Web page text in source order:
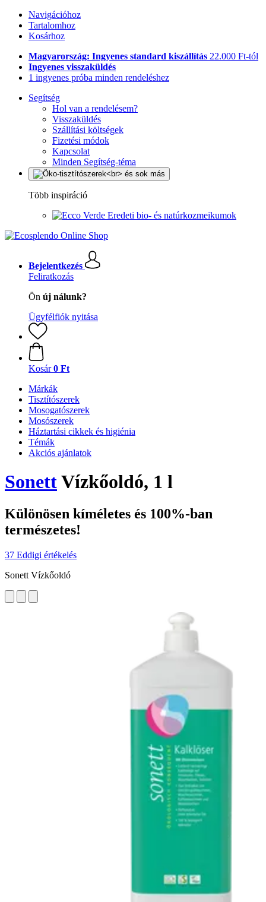
Navigációhoz
Tartalomhoz
Kosárhoz
Magyarország: Ingyenes standard kiszállítás 22.000 Ft-tól
Ingyenes visszaküldés
1 ingyenes próba minden rendeléshez
Segítség
Hol van a rendelésem?
Visszaküldés
Szállítási költségek
Fizetési módok
Kapcsolat
Minden Segítség-téma
Több inspiráció
Eredeti bio- és natúrkozmeikumok
Bejelentkezés
Feliratkozás
Ön új nálunk?
Ügyfélfiók nyitása
Kosár 0 Ft
Márkák
Tisztítószerek
Mosogatószerek
Mosószerek
Háztartási cikkek és higiénia
Témák
Akciós ajánlatok
SonettVízkőoldó, 1 l
Különösen kíméletes és 100%-ban
természetes!
37 Eddigi értékelés
Sonett Vízkőoldó